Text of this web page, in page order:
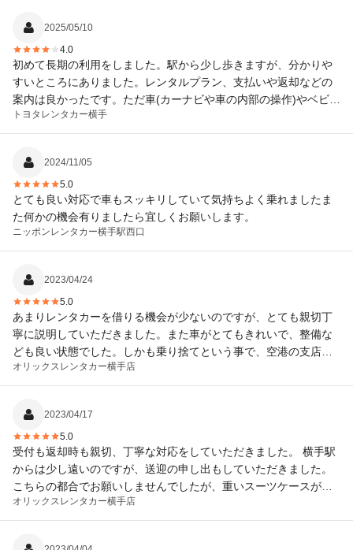
2025/05/10
4.0
初めて長期の利用をしました。駅から少し歩きますが、分かりや
すいところにありました。レンタルプラン、支払いや返却などの
案内は良かったです。ただ車(カーナビや車の内部の操作)やベビー
シートの使い方の案内がなくて、戸惑いました。簡単でも案内し
てくれたら嬉しかったです。自分から確認すればよかったとも思
トヨタレンタカー横手
2024/11/05
5.0
とても良い対応で車もスッキリしていて気持ちよく乗れましたま
た何かの機会有りましたら宜しくお願いします。
ニッポンレンタカー横手駅西口
2023/04/24
5.0
あまりレンタカーを借りる機会が少ないのですが、とても親切丁
寧に説明していただきました。また車がとてもきれいで、整備な
ども良い状態でした。しかも乗り捨てという事で、空港の支店さ
んに停めて空港までの送迎していただいたのですが、送迎車の用
意が早っかったです。運転速度はもちろん安全運転でした。（他
用させてください。 ありがとうございました。
オリックスレンタカー横手店
2023/04/17
5.0
受付も返却時も親切、丁寧な対応をしていただきました。 横手駅
からは少し遠いのですが、送迎の申し出もしていただきました。
こちらの都合でお願いしませんでしたが、重いスーツケースがあ
る場合はとても助かるサービスと思います。ありがとうございま
した。
オリックスレンタカー横手店